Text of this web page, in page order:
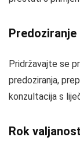
Predoziranje
Pridržavajte se
predoziranja,
konzultacija s
Rok